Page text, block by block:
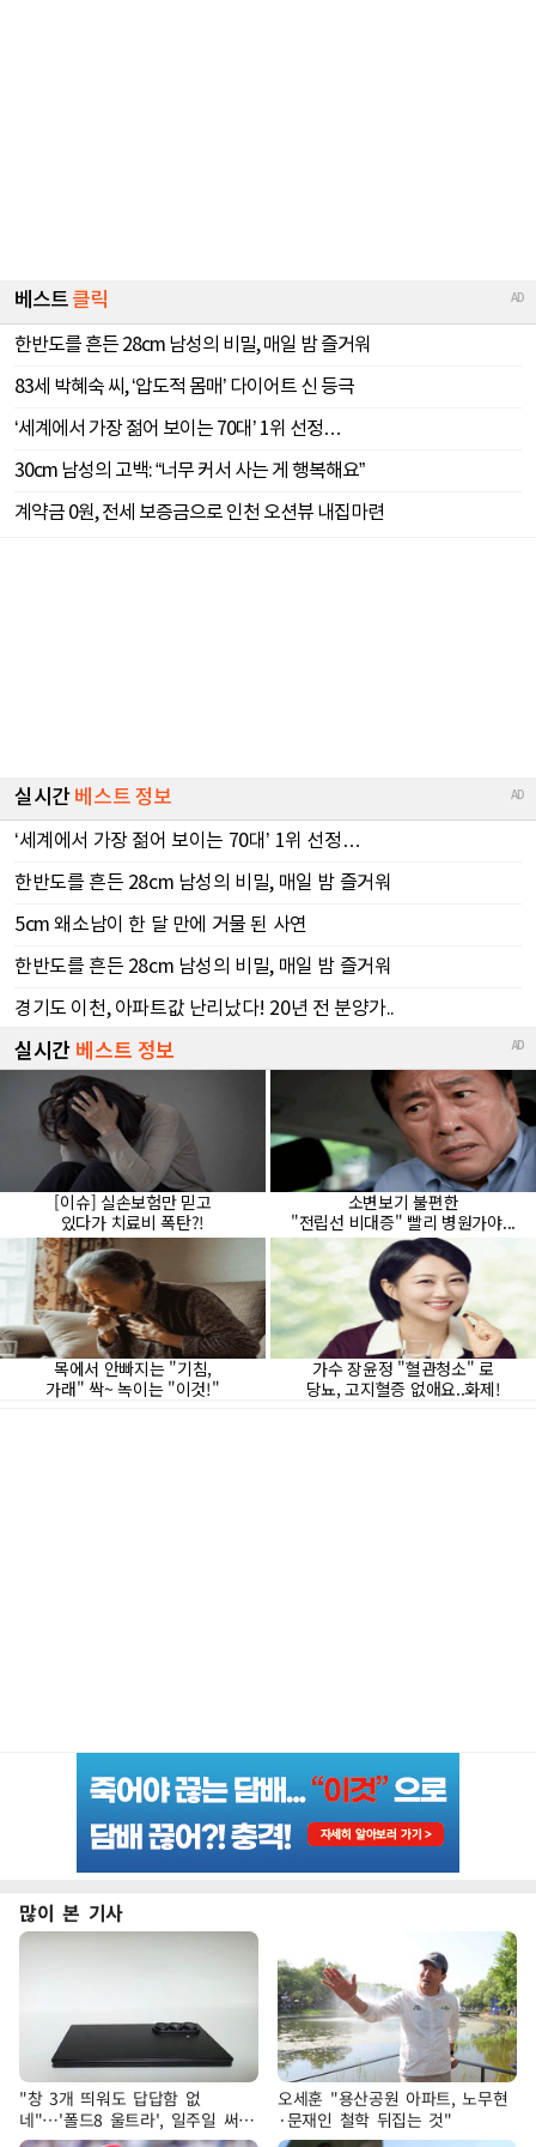
많이 본 기사
"창 3개 띄워도 답답함 없
네"…'폴드8 울트라', 일주일 써보
니
오세훈 "용산공원 아파트, 노무현
·문재인 철학 뒤집는 것"